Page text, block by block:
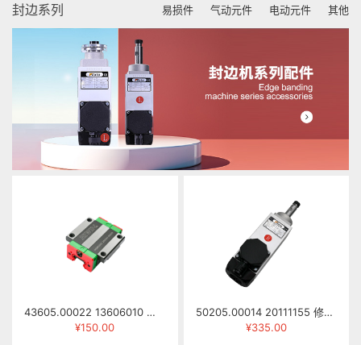
封边系列 易损件 气动元件 电动元件 其他
43605.00022 13606010 滑块 HGW25CCZAH
¥150.00
50205.00014 20111155 修边电机 HSI55/92L-R 0.5KW 220/380V 12000RPM 200HZ) 右旋
¥335.00